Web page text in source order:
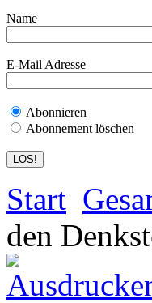
Name
E-Mail Adresse
Abonnieren
Abonnement löschen
Start
den